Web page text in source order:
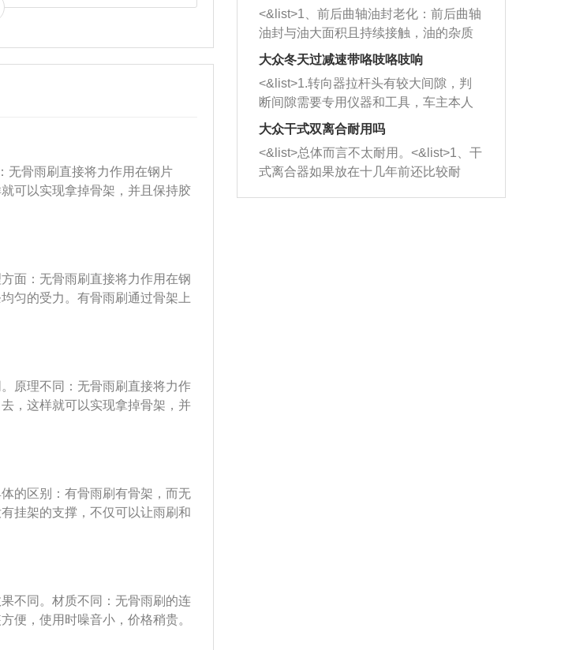
无骨雨刷直接将力作用在钢片
可以实现拿掉骨架，并且保持胶
撑点把雨刮片压在玻璃上的，使
片；而无骨雨刷力量传递的顺序
同：无骨雨刷的工作条件比有骨
功率雨刮电机。4、寿命不同：
所以会导致压力分布不均匀，整
玻璃与雨刮片之间容易产生噪
合更紧密，且无骨雨刷的钢片弹
比有骨雨刷更好。6、更换方式
雨刷臂；而更换有骨雨刷，则需
面：无骨雨刷直接将力作用在钢
匀的受力。有骨雨刷通过骨架上
各个支撑点压力平均。受力方式
够降低抖动磨损，且寿命比有骨
导致压力分布不均匀，整条雨刮
雨刮片之间容易产生噪音。工作
，需要压力较大的雨刮臂和大功
要更换雨刷臂，相比有骨雨刷更
原理不同：无骨雨刷直接将力作
，这样就可以实现拿掉骨架，并
上的若干支撑点把雨刮片压在玻
均匀，整条雨刮与玻璃的贴合不
条受力，结构简单，重量又轻，
片弹性要比一般有骨雨刷得好，
的区别：有骨雨刷有骨架，而无
挂架的支撑，不仅可以让雨刷和
时的噪音是相对较小。其次就是
刷，对于玻璃上那些比较难清除
清除。
不同。材质不同：无骨雨刷的连
便，使用时噪音小，价格稍贵。
时不会那么容易变形，但噪音会
西取出来。但如果是因为积碳过多引起
的堵塞，就需要将三元催化器泡在草酸
洗剂对堵塞的情况得到解决，将清洗剂
放在燃油箱中，与燃油混合后，车辆启
动时，就可以和汽油一起进入到燃烧
室，最后形成废气排出，就可以让三元
催化器得到清洗，排气管堵塞的情况就
能够得到解决。
一圈半的练习，往右同样也要打相同的
圈数。 <&list>3、最后强调要反复练
习，这样就可以形成肌肉记忆，在真实
驾驶车辆时，不需要记忆也能打好方
向。
<&list>1、前后曲轴油封老化：前后曲轴
油封与油大面积且持续接触，油的杂质
和发动机内持续温度变化使其密封效果
逐渐减弱，导致渗油或漏油。<&list>2、
活塞间隙过大：积碳会使活塞环与缸体
的间隙扩大，导致机油流入燃烧室中，
造成烧机油。<&list>3、机油粘度。使用
机油粘度过小的话，同样会有烧机油现
象，机油粘度过小具有很好的流动性，
大众冬天过减速带咯吱咯吱响
<&list>1.转向器拉杆头有较大间隙，判
断间隙需要专用仪器和工具，车主本人
无法制作，需要将车辆送到修理厂或4s
店；<&list>2.车辆半轴套管防尘罩破
裂，破裂后会出现漏油现象，使半轴磨
损严重，磨损的半轴容易损坏，产生异
响；<&list>3.稳定器的转向胶套和球头
大众干式双离合耐用吗
<&list>总体而言不太耐用。<&list>1、干
式离合器如果放在十几年前还比较耐